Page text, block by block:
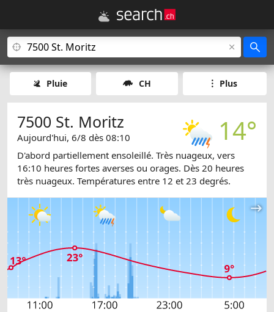
Pluie CH Plus
14°
7500 St. Moritz
Aujourd'hui, 6/8 dès 08:10
D'abord partiellement ensoleillé. Très nuageux, vers
16:10 heures fortes averses ou orages. Dès 20 heures
très nuageux. Températures entre 12 et 23 degrés.